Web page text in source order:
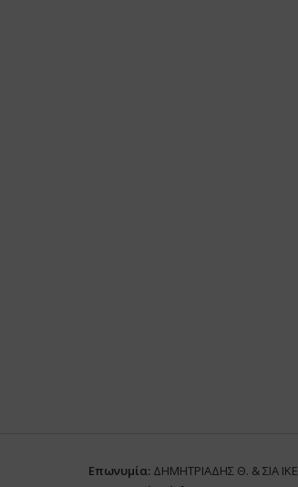
Επωνυμία: ΔΗΜΗΤΡΙΑΔΗΣ Θ. & ΣΙΑ ΙΚΕ